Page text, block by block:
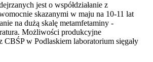
jest o współdziałanie z
skazanymi w maju na 10-11 lat
na dużą skalę metamfetaminy -
Możliwości produkcyjne
w Podlaskiem laboratorium sięgały